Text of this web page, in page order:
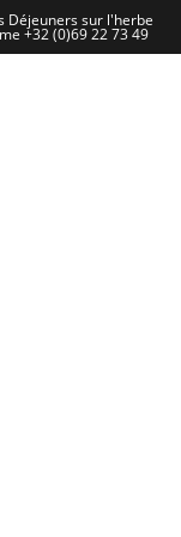
Déjeuners sur l'herbe
+32 (0)69 22 73 49